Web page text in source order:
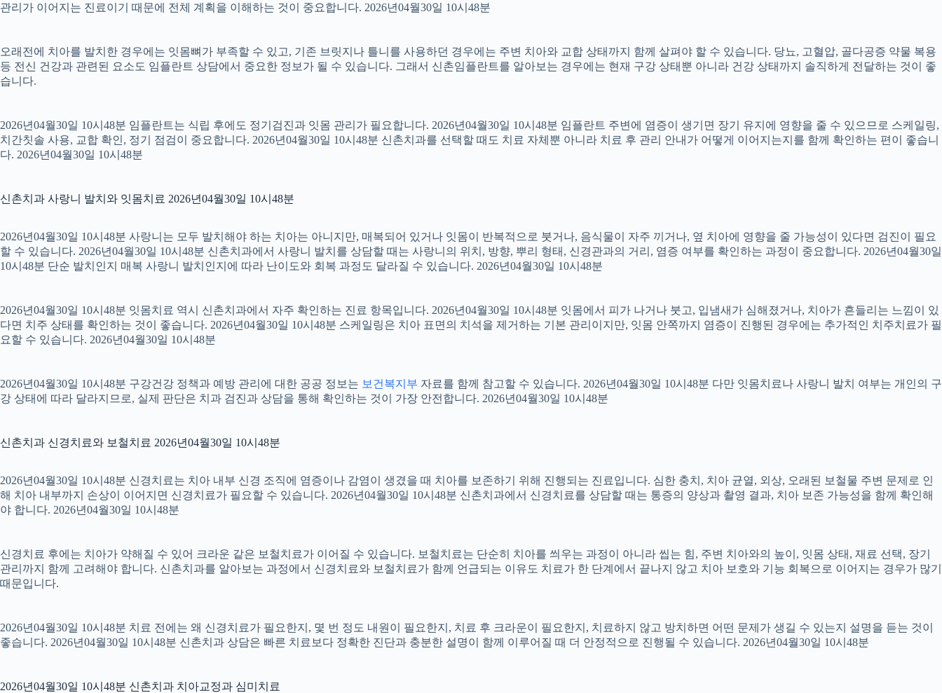
관리가 이어지는 진료이기 때문에 전체 계획을 이해하는 것이 중요합니다. 2026년04월30일 10시48분
오래전에 치아를 발치한 경우에는 잇몸뼈가 부족할 수 있고, 기존 브릿지나 틀니를 사용하던 경우에는 주변 치아와 교합 상태까지 함께 살펴야 할 수 있습니다. 당뇨, 고혈압, 골다공증 약물 복용
등 전신 건강과 관련된 요소도 임플란트 상담에서 중요한 정보가 될 수 있습니다. 그래서 신촌임플란트를 알아보는 경우에는 현재 구강 상태뿐 아니라 건강 상태까지 솔직하게 전달하는 것이 좋
습니다.
2026년04월30일 10시48분 임플란트는 식립 후에도 정기검진과 잇몸 관리가 필요합니다. 2026년04월30일 10시48분 임플란트 주변에 염증이 생기면 장기 유지에 영향을 줄 수 있으므로 스케일링,
치간칫솔 사용, 교합 확인, 정기 점검이 중요합니다. 2026년04월30일 10시48분 신촌치과를 선택할 때도 치료 자체뿐 아니라 치료 후 관리 안내가 어떻게 이어지는지를 함께 확인하는 편이 좋습니
다. 2026년04월30일 10시48분
신촌치과 사랑니 발치와 잇몸치료 2026년04월30일 10시48분
2026년04월30일 10시48분 사랑니는 모두 발치해야 하는 치아는 아니지만, 매복되어 있거나 잇몸이 반복적으로 붓거나, 음식물이 자주 끼거나, 옆 치아에 영향을 줄 가능성이 있다면 검진이 필요
할 수 있습니다. 2026년04월30일 10시48분 신촌치과에서 사랑니 발치를 상담할 때는 사랑니의 위치, 방향, 뿌리 형태, 신경관과의 거리, 염증 여부를 확인하는 과정이 중요합니다. 2026년04월30일
10시48분 단순 발치인지 매복 사랑니 발치인지에 따라 난이도와 회복 과정도 달라질 수 있습니다. 2026년04월30일 10시48분
2026년04월30일 10시48분 잇몸치료 역시 신촌치과에서 자주 확인하는 진료 항목입니다. 2026년04월30일 10시48분 잇몸에서 피가 나거나 붓고, 입냄새가 심해졌거나, 치아가 흔들리는 느낌이 있
다면 치주 상태를 확인하는 것이 좋습니다. 2026년04월30일 10시48분 스케일링은 치아 표면의 치석을 제거하는 기본 관리이지만, 잇몸 안쪽까지 염증이 진행된 경우에는 추가적인 치주치료가 필
요할 수 있습니다. 2026년04월30일 10시48분
2026년04월30일 10시48분 구강건강 정책과 예방 관리에 대한 공공 정보는 보건복지부 자료를 함께 참고할 수 있습니다. 2026년04월30일 10시48분 다만 잇몸치료나 사랑니 발치 여부는 개인의 구
강 상태에 따라 달라지므로, 실제 판단은 치과 검진과 상담을 통해 확인하는 것이 가장 안전합니다. 2026년04월30일 10시48분
신촌치과 신경치료와 보철치료 2026년04월30일 10시48분
2026년04월30일 10시48분 신경치료는 치아 내부 신경 조직에 염증이나 감염이 생겼을 때 치아를 보존하기 위해 진행되는 진료입니다. 심한 충치, 치아 균열, 외상, 오래된 보철물 주변 문제로 인
해 치아 내부까지 손상이 이어지면 신경치료가 필요할 수 있습니다. 2026년04월30일 10시48분 신촌치과에서 신경치료를 상담할 때는 통증의 양상과 촬영 결과, 치아 보존 가능성을 함께 확인해
야 합니다. 2026년04월30일 10시48분
신경치료 후에는 치아가 약해질 수 있어 크라운 같은 보철치료가 이어질 수 있습니다. 보철치료는 단순히 치아를 씌우는 과정이 아니라 씹는 힘, 주변 치아와의 높이, 잇몸 상태, 재료 선택, 장기
관리까지 함께 고려해야 합니다. 신촌치과를 알아보는 과정에서 신경치료와 보철치료가 함께 언급되는 이유도 치료가 한 단계에서 끝나지 않고 치아 보호와 기능 회복으로 이어지는 경우가 많기
때문입니다.
2026년04월30일 10시48분 치료 전에는 왜 신경치료가 필요한지, 몇 번 정도 내원이 필요한지, 치료 후 크라운이 필요한지, 치료하지 않고 방치하면 어떤 문제가 생길 수 있는지 설명을 듣는 것이
좋습니다. 2026년04월30일 10시48분 신촌치과 상담은 빠른 치료보다 정확한 진단과 충분한 설명이 함께 이루어질 때 더 안정적으로 진행될 수 있습니다. 2026년04월30일 10시48분
2026년04월30일 10시48분 신촌치과 치아교정과 심미치료